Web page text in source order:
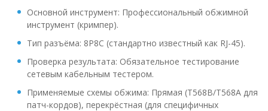
Основной инструмент: Профессиональный обжимной
инструмент (кримпер).
Тип разъёма: 8P8C (стандартно известный как RJ-45).
Проверка результата: Обязательное тестирование
сетевым кабельным тестером.
Применяемые схемы обжима: Прямая (T568B/T568A для
патч-кордов), перекрёстная (для специфичных